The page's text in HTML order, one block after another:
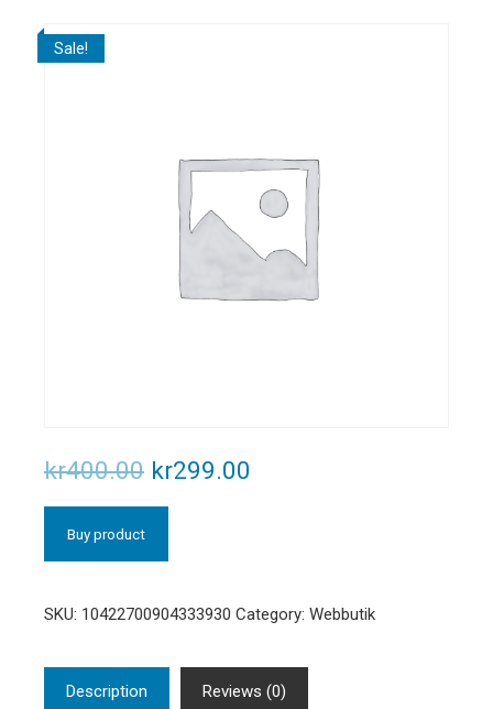
Sale!
kr400.00 kr299.00
Buy product
SKU: 10422700904333930 Category: Webbutik
Description Reviews (0)